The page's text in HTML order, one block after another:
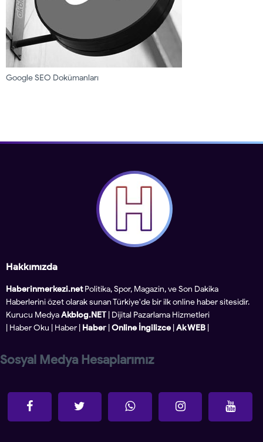
Google SEO Dokümanları
Hakkımızda
Haberinmerkezi.netPolitika, Spor, Magazin, ve Son Dakika
Haberlerini özet olarak sunan Türkiye'de bir ilk online haber sitesidir.
Kurucu MedyaAkblog.NET | Dijital Pazarlama Hizmetleri
Haber Oku Haber Haber Online İngilizce Ak WEB
Sosyal Medya Hesaplarımız